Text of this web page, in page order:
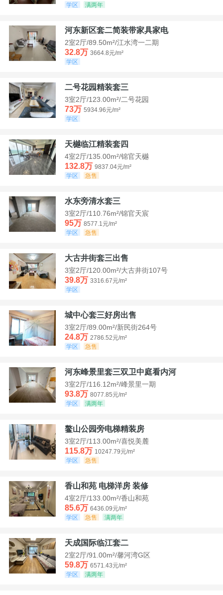
学区
满两年
河东新区套二简装带家具家电
2室2厅/89.50m²/江水湾一二期
32.8万 3664.8元/m²
学区
二号花园精装套三
3室2厅/123.00m²/二号花园
73万 5934.96元/m²
学区
天樾临江精装套四
4室2厅/135.00m²/锦官天樾
132.8万 9837.04元/m²
学区
急售
水东旁清水套三
3室2厅/110.76m²/锦官天宸
95万 8577.1元/m²
学区
急售
大古井街套三出售
3室2厅/120.00m²/大古井街107号
39.8万 3316.67元/m²
学区
城中心套三好房出售
3室2厅/89.00m²/新民街264号
24.8万 2786.52元/m²
学区
急售
河东峰景里套三双卫中庭看内河
3室2厅/116.12m²/峰景里一期
93.8万 8077.85元/m²
学区
满两年
鳌山公园旁电梯精装房
3室2厅/113.00m²/喜悦美麓
115.8万 10247.79元/m²
学区
急售
香山和苑 电梯洋房 装修
4室2厅/133.00m²/香山和苑
85.6万 6436.09元/m²
学区
急售 满两年
天成国际临江套二
2室2厅/91.00m²/馨河湾G区
59.8万 6571.43元/m²
学区
满两年